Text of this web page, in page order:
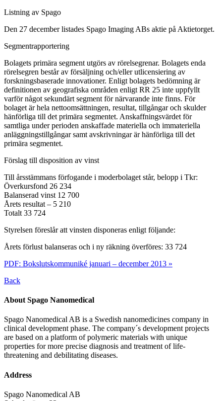
Listning av Spago
Den 27 december listades Spago Imaging ABs aktie på Aktietorget.
Segmentrapportering
Bolagets primära segment utgörs av rörelsegrenar. Bolagets enda
rörelsegren består av försäljning och/eller utlicensiering av
forskningsbaserade innovationer. Enligt bolagets bedömning är
definitionen av geografiska områden enligt RR 25 inte uppfyllt
varför något sekundärt segment för närvarande inte finns. För
bolaget är hela nettoomsättningen, resultat, tillgångar och skulder
hänförliga till det primära segmentet. Anskaffningsvärdet för
samtliga under perioden anskaffade materiella och immateriella
anläggningstillgångar samt avskrivningar är hänförliga till det
primära segmentet.
Förslag till disposition av vinst
Till årsstämmans förfogande i moderbolaget står, belopp i Tkr:
Överkursfond 26 234
Balanserad vinst 12 700
Årets resultat – 5 210
Totalt 33 724
Styrelsen föreslår att vinsten disponeras enligt följande:
Årets förlust balanseras och i ny räkning överföres: 33 724
PDF: Bokslutskommuniké januari – december 2013 »
Back
About Spago Nanomedical
Spago Nanomedical AB is a Swedish nanomedicines company in
clinical development phase. The company´s development projects
are based on a platform of polymeric materials with unique
properties for more precise diagnosis and treatment of life-
threatening and debilitating diseases.
Address
Spago Nanomedical AB